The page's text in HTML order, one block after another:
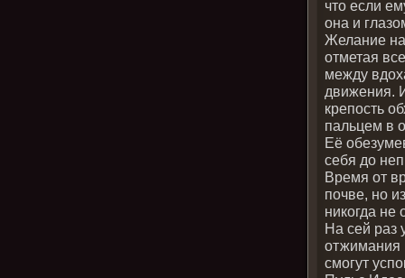
что если
она и
Желание
отметая
между
движения.
крепость
пальцем в
Её
себя до
Время от
почве, но
никогда не
На сей раз
отжимания
смогут